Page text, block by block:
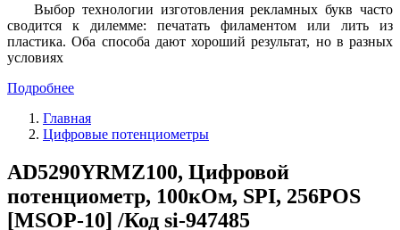
Выбор технологии изготовления рекламных букв часто
сводится к дилемме: печатать филаментом или лить из
пластика. Оба способа дают хороший результат, но в разных
условиях
Подробнее
Главная
Цифровые потенциометры
AD5290YRMZ100, Цифровой
потенциометр, 100кОм, SPI, 256POS
[MSOP-10] /Код si-947485